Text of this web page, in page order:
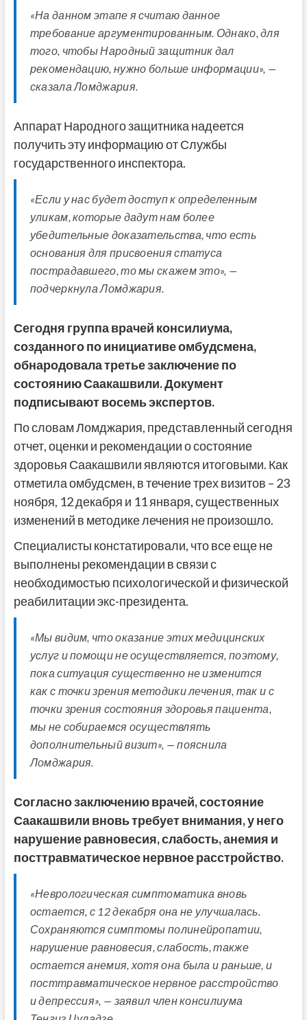
«На данном этапе я считаю данное
требование аргументированным. Однако, для
того, чтобы Народный защитник дал
рекомендацию, нужно больше информации», —
сказала Ломджария.
Аппарат Народного защитника надеется
получить эту информацию от Службы
государственного инспектора.
«Если у нас будет доступ к определенным
уликам, которые дадут нам более
убедительные доказательства, что есть
основания для присвоения статуса
пострадавшего, то мы скажем это», —
подчеркнула Ломджария.
Сегодня группа врачей консилиума,
созданного по инициативе омбудсмена,
обнародовала третье заключение по
состоянию Саакашвили. Документ
подписывают восемь экспертов.
По словам Ломджария, представленный сегодня
отчет, оценки и рекомендации о состояние
здоровья Саакашвили являются итоговыми. Как
отметила омбудсмен, в течение трех визитов – 23
ноября, 12 декабря и 11 января, существенных
изменений в методике лечения не произошло.
Специалисты констатировали, что все еще не
выполнены рекомендации в связи с
необходимостью психологической и физической
реабилитации экс-президента.
«Мы видим, что оказание этих медицинских
услуг и помощи не осуществляется, поэтому,
пока ситуация существенно не изменится
как с точки зрения методики лечения, так и с
точки зрения состояния здоровья пациента,
мы не собираемся осуществлять
дополнительный визит», — пояснила
Ломджария.
Согласно заключению врачей, состояние
Саакашвили вновь требует внимания, у него
нарушение равновесия, слабость, анемия и
посттравматическое нервное расстройство.
«Неврологическая симптоматика вновь
остается, с 12 декабря она не улучшалась.
Сохраняются симптомы полинейропатии,
нарушение равновесия, слабость, также
остается анемия, хотя она была и раньше, и
посттравматическое нервное расстройство
и депрессия», — заявил член консилиума